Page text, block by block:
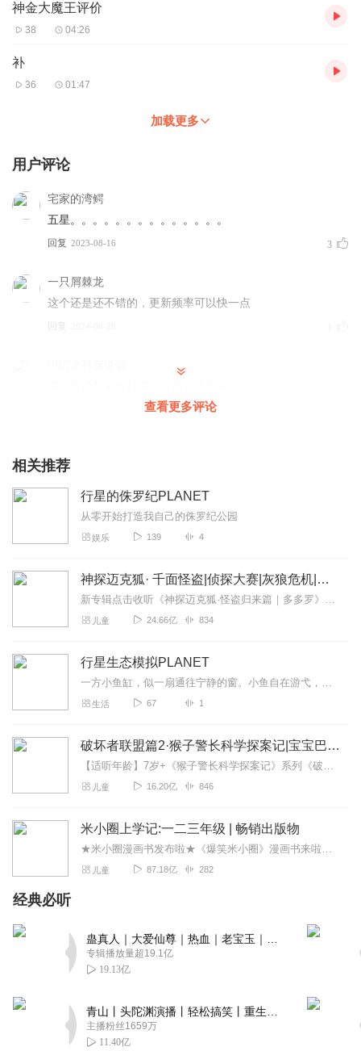
神金大魔王评价
38 04:26
补
36 01:47
加载更多
用户评论
宅家的湾鳄
五星。。。。。。。。。。。。。。
回复 2023-08-16 3
一只屑棘龙
这个还是还不错的，更新频率可以快一点
回复
盘点最强现代鲨鱼行吗？？？
2023-01-04
宅特小号
2024-04-03
希大林同志
对几米的大白鲨，做连线题吗？现在的没录好，还谈什么未
来的口碑…宅特不给你差评你一样没分，因为大部分评价都
被砍了，正好抓到机会了是罢。跟超螽大低一样，都不让
评，还说口碑会崩，再说又不是你一个专辑没评分，被搞的
2024-04-03 1
一只屑宅特
2024-04-03
江湖传说色
娃娃鱼缸里的话题了吗
明州的狼
好评，对了我最近又回归了
查看更多评论
相关推荐
行星的侏罗纪PLANET
从零开始打造我自己的侏罗纪公园
娱乐 139 4
神探迈克狐· 千面怪盗|侦探大赛|灰狼危机|多多罗
新专辑点击收听《神探迈克狐·怪盗归来篇｜多多罗》！！！>>>点击进入主播橱窗购买《神探迈克狐》系列图书吧!<<<多多罗故事【点击前往】收听多多罗其他好玩有趣的故...
儿童 24.66亿 834
行星生态模拟PLANET
一方小鱼缸，似一扇通往宁静的窗。小鱼自在游弋，养鱼人于旁凝视。心随鱼动，寻得生活片刻安然。
生活 67 1
破坏者联盟篇2·猴子警长科学探案记|宝宝巴士故事
【适听年龄】7岁+《猴子警长科学探案记》系列《破坏者联盟篇1·猴子警长科学探案记》>>>《破坏者联盟篇2·猴子警长科学探案记》>>>《破坏者联盟篇3·猴子警长科...
儿童 16.20亿 846
米小圈上学记:一二三年级 | 畅销出版物
★米小圈漫画书发布啦★《爆笑米小圈》漫画书来啦《米小圈上学记》一二三年级正版广播剧！《米小圈上学记》系列是儿童作家北猫最新创作的儿童小说系列，作品诙谐幽默、好...
儿童 87.18亿 282
经典必听
专辑播放量超19.1亿
19.13亿
主播粉丝1659万
11.40亿